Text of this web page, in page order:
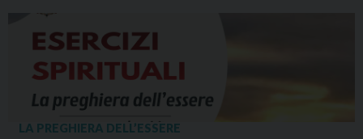
LA PREGHIERA DELL’ESSERE